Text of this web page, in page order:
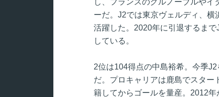
し、フランスのグルノーブルや
ーだ。J2では東京ヴェルディ、
活躍した。2020年に引退するま
している。
2位は104得点の中島裕希。今季
だ。プロキャリアは鹿島でスター
籍してからゴールを量産。2012